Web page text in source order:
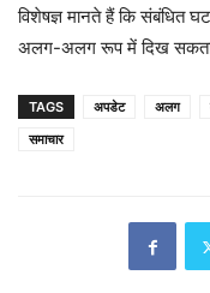
विशेषज्ञ मानते हैं कि संबंधित
अलग-अलग रूप में दिख सकता
TAGS अपडेट अलग
समाचार